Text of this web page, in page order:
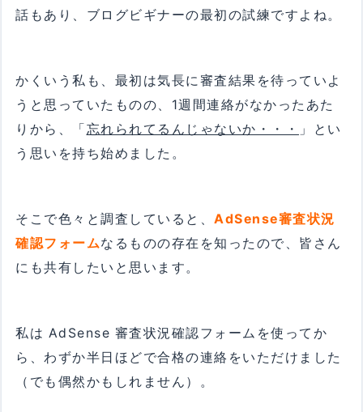
話もあり、ブログビギナーの最初の試練ですよね。
かくいう私も、最初は気長に審査結果を待っていよ
うと思っていたものの、1週間連絡がなかったあた
りから、「 忘れられてるんじゃないか・・・
」とい
う思いを持ち始めました。
そこで色々と調査していると、 AdSense審査状況
確認フォームなるものの存在を知ったので、皆さん
にも共有したいと思います。
私は AdSense 審査状況確認フォームを使ってか
ら、わずか半日ほどで合格の連絡をいただけました
（でも偶然かもしれません）。